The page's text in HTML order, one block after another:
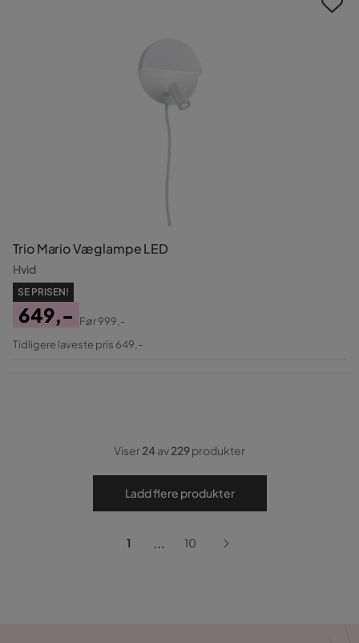
Trio Mario Væglampe LED
Hvid
SE PRISEN!
Pris
649,-
Original
Før999,-
Tidligere laveste pris 649,-
Viser24av229produkter
Ladd flere produkter
1 ... 10